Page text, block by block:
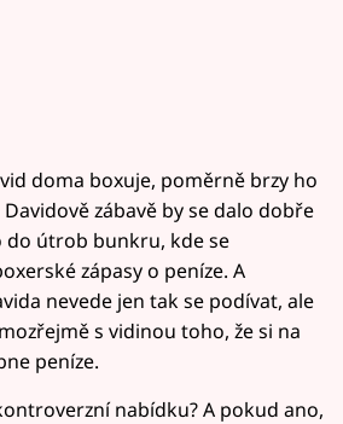
doma boxuje, poměrně brzy ho
zábavě by se dalo dobře
do útrob bunkru, kde se
zápasy o peníze. A
nevede jen tak se podívat, ale
s vidinou toho, že si na
peníze.
nabídku? A pokud ano,